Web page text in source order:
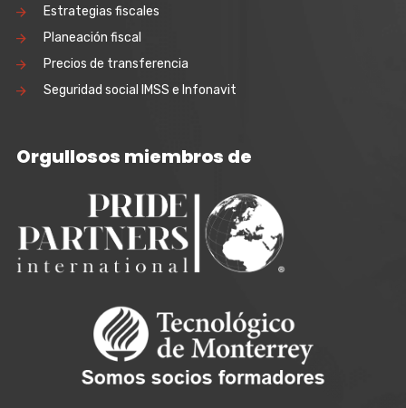
Estrategias fiscales
Planeación fiscal
Precios de transferencia
Seguridad social IMSS e Infonavit
Orgullosos miembros de